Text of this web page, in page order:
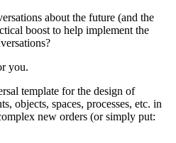
about the future (and the
boost to help implement the
you.
template for the design of
objects, spaces, processes, etc. in
new orders (or simply put: